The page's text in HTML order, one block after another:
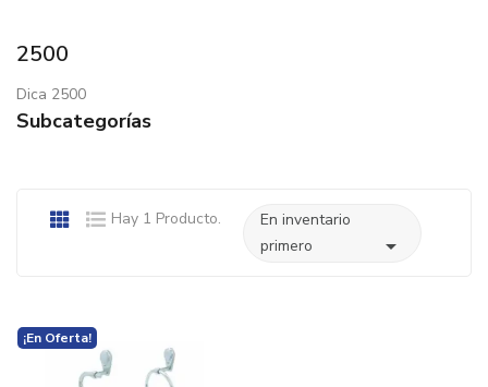
2500
Dica 2500
Subcategorías
Hay 1 Producto.
En inventario
primero

¡En Oferta!